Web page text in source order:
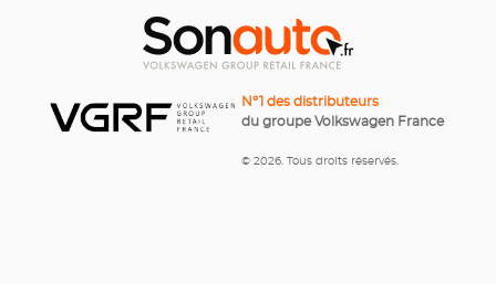
N°1 des distributeurs
du groupe Volkswagen France
© 2026. Tous droits réservés.